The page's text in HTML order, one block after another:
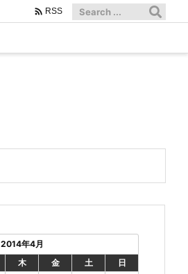
 RSS
2014年4月
木 金 土
日